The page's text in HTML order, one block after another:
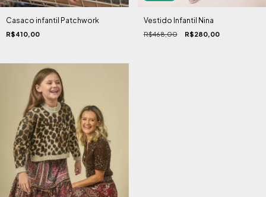
Casaco infantil Patchwork
R$410,00
Vestido Infantil Nina
R$468,00 R$280,00